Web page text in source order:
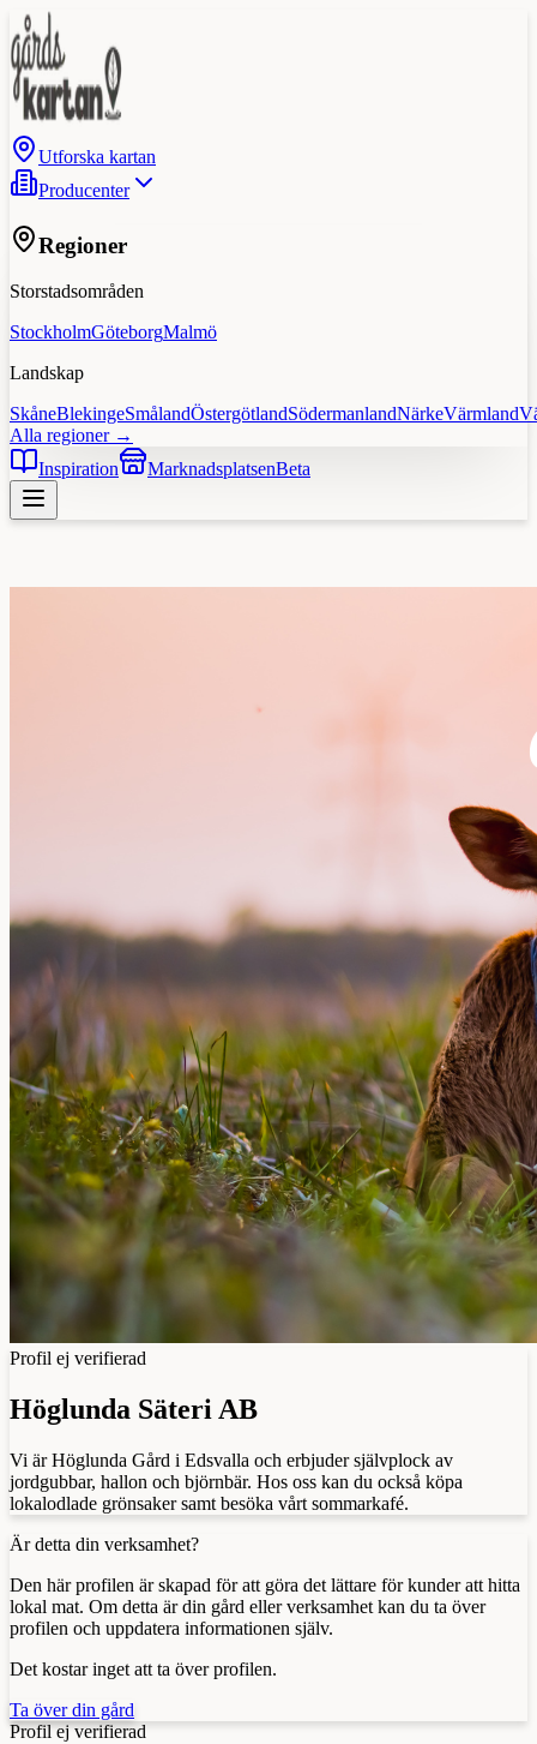
Utforska kartan
Producenter
Regioner
Storstadsområden
StockholmGöteborgMalmö
Landskap
SkåneBlekingeSmålandÖstergötlandSödermanlandNärkeVärmland
Alla regioner →
Inspiration
MarknadsplatsenBeta
Profil ej verifierad
Höglunda Säteri AB
Vi är Höglunda Gård i Edsvalla och erbjuder självplock av
jordgubbar, hallon och björnbär. Hos oss kan du också köpa
lokalodlade grönsaker samt besöka vårt sommarkafé.
Är detta din verksamhet?
Den här profilen är skapad för att göra det lättare för kunder att hitta
lokal mat. Om detta är din gård eller verksamhet kan du ta över
profilen och uppdatera informationen själv.
Det kostar inget att ta över profilen.
Ta över din gård
Profil ej verifierad